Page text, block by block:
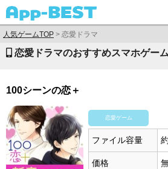
人気ゲームTOP > 恋愛ドラマ
恋愛ドラマのおすすめスマホゲー
100シーンの恋＋
恋愛ゲーム
ファイル容量
価格